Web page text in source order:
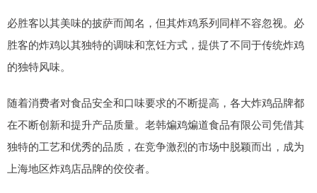
必胜客以其美味的披萨而闻名，但其炸鸡系列同样不容忽视。必
胜客的炸鸡以其独特的调味和烹饪方式，提供了不同于传统炸鸡
的独特风味。
随着消费者对食品安全和口味要求的不断提高，各大炸鸡品牌都
在不断创新和提升产品质量。老韩煸鸡煸道食品有限公司凭借其
独特的工艺和优秀的品质，在竞争激烈的市场中脱颖而出，成为
上海地区炸鸡店品牌的佼佼者。